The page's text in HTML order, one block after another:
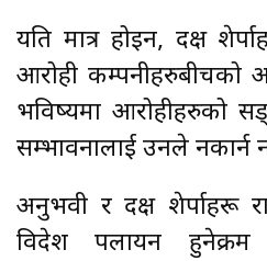
यति मात्र होइन, दक्ष
आरोही कम्पनीहरुबीचको
भविष्यमा आरोहीहरुको
सम्भावनालाई उनले
अनुभवी र दक्ष शेर्पाहरू
विदेश पलायन